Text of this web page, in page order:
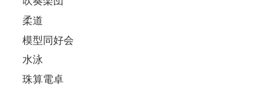
柔道
模型同好会
水泳
珠算電卓